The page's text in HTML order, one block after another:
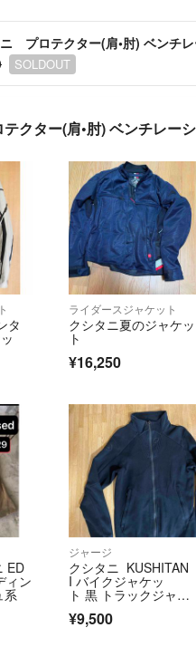
プロテクター(肩•肘) ベンチレ
SOLDOUT
クター(肩•肘) ベンチレー
タ
ライダースジャケット
クシタニ夏のジャケッ
ト
¥16,250
ED
ィン
系
ジャージ
クシタニ KUSHITAN
I バイクジャケッ
ト 黒 トラックジャケ
¥9,500